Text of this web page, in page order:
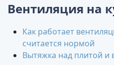
Вентиляция на
Как работает
считается нормой
Вытяжка над плитой и